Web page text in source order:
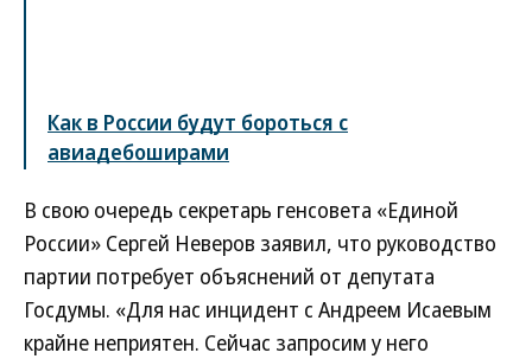
Как в России будут бороться с
авиадебоширами
В свою очередь секретарь генсовета «Единой
России» Сергей Неверов заявил, что руководство
партии потребует объяснений от депутата
Госдумы. «Для нас инцидент с Андреем Исаевым
крайне неприятен. Сейчас запросим у него